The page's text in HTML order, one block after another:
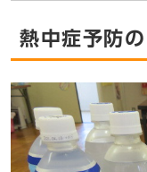
熱中症予防